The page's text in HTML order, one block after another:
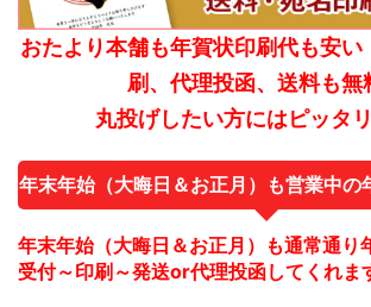
おたより本舗も年賀状印刷代も安い
刷、代理投函、送料も無
丸投げしたい方にはピッタ
年末年始（大晦日＆お正月）も営業中の
年末年始（大晦日＆お正月）も通常通り
受付～印刷～発送or代理投函してくれま